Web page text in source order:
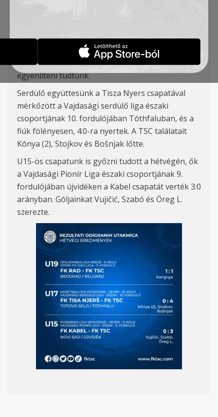
Belgrádban a Rad ellen léptek pályára, a meccsen
öntetlen született. A vezetést a
hazaiak szerezték meg, de Kangrga góljával
egyenlíteni tudtunk.
Serdülő együttesünk a Tisza Nyers csapatával
mérkőzött a Vajdasági serdülő liga északi
csoportjának 10. fordulójában Tóthfaluban, és a
fiúk fölényesen, 4:0-ra nyertek. A TSC találatait
Kónya (2), Stojkovés Bošnjak lőtte.
U15-ös csapatunk is győzni tudott a hétvégén, ők
a Vajdasági Pionír Liga északi csoportjának 9.
fordulójában újvidéken a Kabel csapatát verték 3:0
arányban. GóljainkatVujičić, Szabó és Öreg L.
szerezte.